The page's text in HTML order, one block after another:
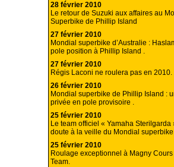
28 février 2010
Le retour de Suzuki aux affaires au
Superbike de Phillip Island
27 février 2010
Mondial superbike d’Australie :
pole position à Phillip Island .
27 février 2010
Régis Laconi ne roulera pas en 2010.
26 février 2010
Mondial superbike de Phillip Island :
privée en pole provisoire .
25 février 2010
Le team officiel « Yamaha Sterilgarda
doute à la veille du Mondial
25 février 2010
Roulage exceptionnel à Magny
Team.